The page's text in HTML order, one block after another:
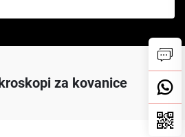
za kovanice